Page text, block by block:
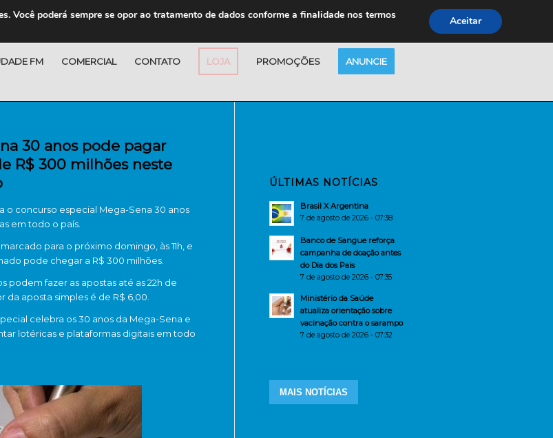
FM COMERCIAL CONTATO LOJA PROMOÇÕES ANUNCIE
30 anos pode pagar
R$ 300 milhões neste
o concurso especial Mega-Sena 30 anos
em todo o país.
para o próximo domingo, às 11h, e
pode chegar a R$ 300 milhões.
podem fazer as apostas até as 22h de
da aposta simples é de R$ 6,00.
celebra os 30 anos da Mega-Sena e
lotéricas e plataformas digitais em todo
ÚLTIMAS NOTÍCIAS
Brasil X Argentina
7 de agosto de 2026 - 07:38
Banco de Sangue reforça
campanha de doação antes
do Dia dos Pais
7 de agosto de 2026 - 07:35
Ministério da Saúde
atualiza orientação sobre
vacinação contra o sarampo
7 de agosto de 2026 - 07:32
MAIS NOTÍCIAS
Você poderá sempre se opor ao tratamento de dados conforme a finalidade nos termos
Aceitar